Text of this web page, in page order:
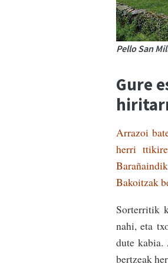
Pello San
Gure
Arrazoi
herri
Bakoitzak
Sorterritik
nahi, eta
dute
ber­tzeak